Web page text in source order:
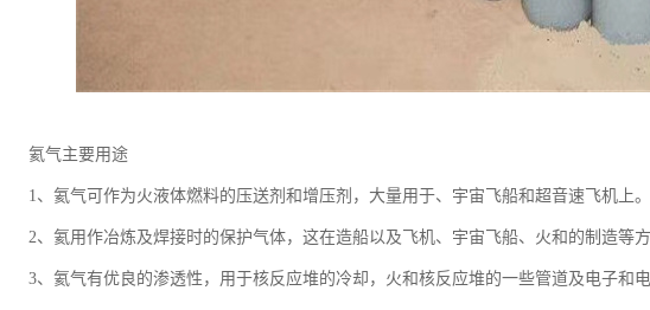
氦气主要用途
1、氦气可作为火液体燃料的压送剂和增压剂，大量用于、宇宙飞船和超音速飞机上。
2、氦用作冶炼及焊接时的保护气体，这在造船以及飞机、宇宙飞船、火和的制造等
3、氦气有优良的渗透性，用于核反应堆的冷却，火和核反应堆的一些管道及电子和